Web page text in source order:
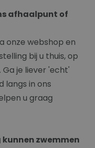
afhaalpunt of
onze webshop en
bij u thuis, op
je liever 'echt'
langs in ons
u graag
zwemmen